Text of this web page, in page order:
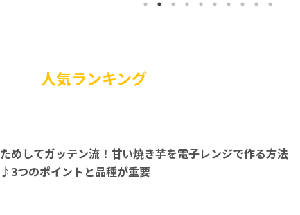
人気ランキング
ためしてガッテン流！甘い焼き芋を電子レンジで作る方法
♪3つのポイントと品種が重要